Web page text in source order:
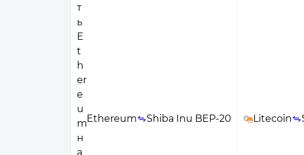
Ethereum Shiba Inu BEP-20 Litecoin